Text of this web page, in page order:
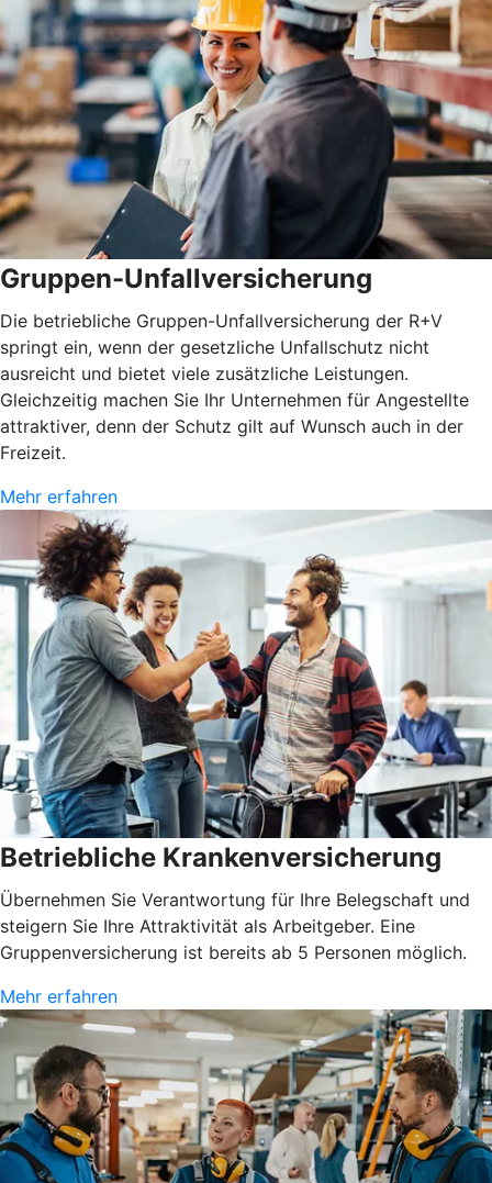
Gruppen-Unfallversicherung
Die betriebliche Gruppen-Unfallversicherung der R+V
springt ein, wenn der gesetzliche Unfallschutz nicht
ausreicht und bietet viele zusätzliche Leistungen.
Gleichzeitig machen Sie Ihr Unternehmen für Angestellte
attraktiver, denn der Schutz gilt auf Wunsch auch in der
Freizeit.
Mehr erfahren
Betriebliche Krankenversicherung
Übernehmen Sie Verantwortung für Ihre Belegschaft und
steigern Sie Ihre Attraktivität als Arbeitgeber. Eine
Gruppenversicherung ist bereits ab 5 Personen möglich.
Mehr erfahren